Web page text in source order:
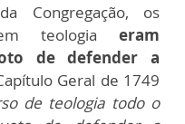
Congregação, os
teologia eram
de defender a
Geral de 1749
de teologia todo o